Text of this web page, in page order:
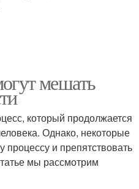
мешать
который продолжается
Однако, некоторые
и препятствовать
мы рассмотрим